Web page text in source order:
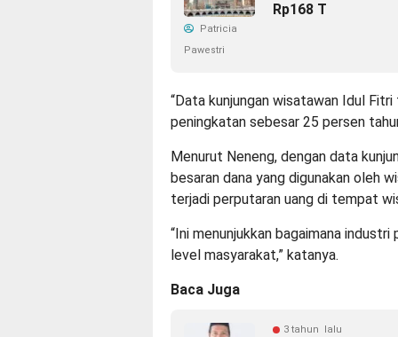
Rp168 T
Patricia
Pawestri
“Data kunjungan wisatawan Idul
peningkatan sebesar 25 persen
Menurut Neneng, dengan data
besaran dana yang digunakan oleh
terjadi perputaran uang di tempat
“Ini menunjukkan bagaimana
level masyarakat,” katanya.
Baca Juga
3 tahun lalu